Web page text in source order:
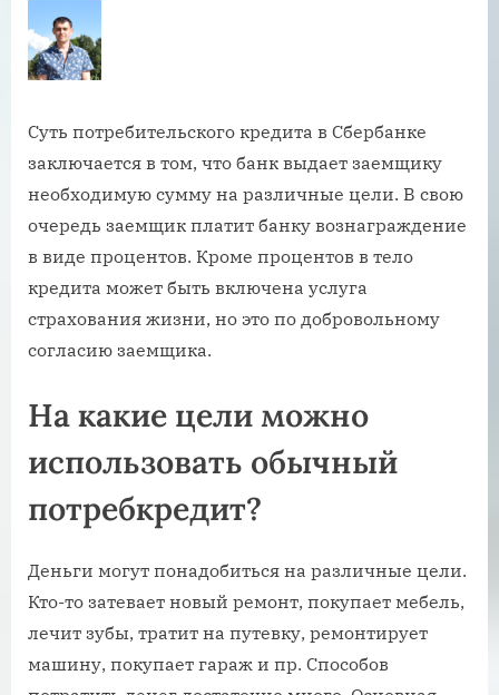
Суть потребительского кредита в Сбербанке
заключается в том, что банк выдает заемщику
необходимую сумму на различные цели. В свою
очередь заемщик платит банку вознаграждение
в виде процентов. Кроме процентов в тело
кредита может быть включена услуга
страхования жизни, но это по добровольному
согласию заемщика.
На какие цели можно
использовать обычный
потребкредит?
Деньги могут понадобиться на различные цели.
Кто-то затевает новый ремонт, покупает мебель,
лечит зубы, тратит на путевку, ремонтирует
машину, покупает гараж и пр. Способов